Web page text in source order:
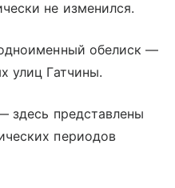
не изменился.
обелиск —
улиц Гатчины.
здесь представлены
периодов